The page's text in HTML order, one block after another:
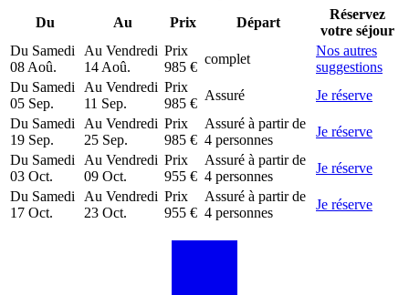
Du Au Prix Départ
Réservez
votre séjour
Du Samedi
08 Aoû.
Au Vendredi
14 Aoû.
Prix
985 €
complet
Nos autres
suggestions
Du Samedi
05 Sep.
Au Vendredi
11 Sep.
Prix
985 €
Assuré
Je réserve
Du Samedi
19 Sep.
Au Vendredi
25 Sep.
Prix
985 €
Assuré à partir de
4 personnes
Je réserve
Du Samedi
03 Oct.
Au Vendredi
09 Oct.
Prix
955 €
Assuré à partir de
4 personnes
Je réserve
Du Samedi
17 Oct.
Au Vendredi
23 Oct.
Prix
955 €
Assuré à partir de
4 personnes
Je réserve